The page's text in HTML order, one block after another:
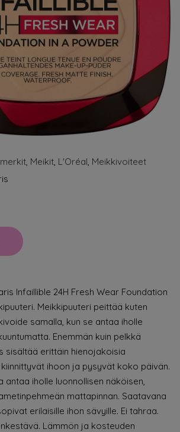
, Meikit, L'Oréal, Meikkivoiteet
Infaillible 24H Fresh Wear Foundation
Meikkipuuteri peittää kuten
samalla, kun se antaa iholle
Enemmän kuin pelkkä
sisältää erittäin hienojakoisia
ihoon ja pysyvät koko päivän.
antaa iholle luonnollisen näköisen,
mattapinnan. Saatavana
erilaisille ihon sävyille. Ei tahraa.
Lämmön ja kosteuden